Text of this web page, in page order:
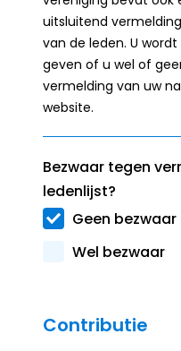
uitsluitend
van de leden. U
geven of u wel of
vermelding van uw
website.
Bezwaar tegen
ledenlijst?
Geen bezwaar
Wel bezwaar
Contributie